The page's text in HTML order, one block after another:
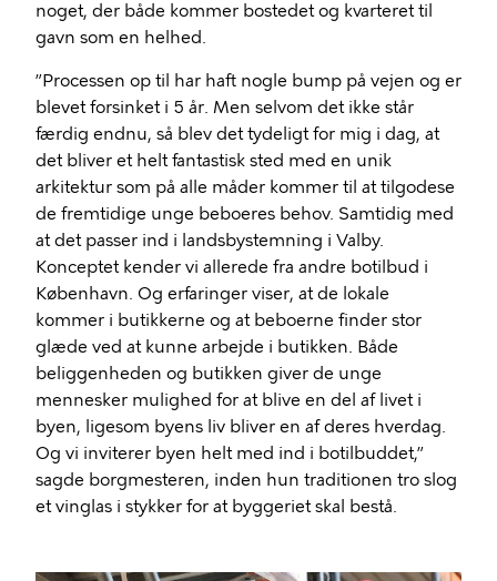
noget, der både kommer bostedet og kvarteret til
gavn som en helhed.
”Processen op til har haft nogle bump på vejen og er
blevet forsinket i 5 år. Men selvom det ikke står
færdig endnu, så blev det tydeligt for mig i dag, at
det bliver et helt fantastisk sted med en unik
arkitektur som på alle måder kommer til at tilgodese
de fremtidige unge beboeres behov. Samtidig med
at det passer ind i landsbystemning i Valby.
Konceptet kender vi allerede fra andre botilbud i
København. Og erfaringer viser, at de lokale
kommer i butikkerne og at beboerne finder stor
glæde ved at kunne arbejde i butikken. Både
beliggenheden og butikken giver de unge
mennesker mulighed for at blive en del af livet i
byen, ligesom byens liv bliver en af deres hverdag.
Og vi inviterer byen helt med ind i botilbuddet,”
sagde borgmesteren, inden hun traditionen tro slog
et vinglas i stykker for at byggeriet skal bestå.